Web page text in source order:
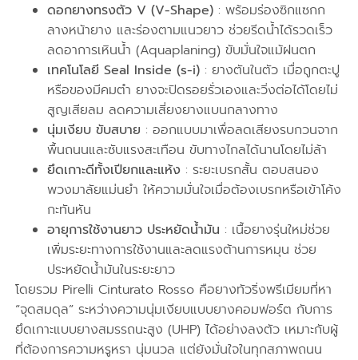
ดอกยางทรงตัว V (V-Shape) : พร้อมร่องซิกแซกก
ลางหน้ายาง และร่องตามแนวยาว ช่วยรีดน้ำได้รวดเร็ว
ลดอาการเหินน้ำ (Aquaplaning) ขับมั่นใจแม้ฝนตก
เทคโนโลยี Seal Inside (s-i) : ยางตันในตัว เมื่อถูกตะปู
หรือของมีคมตำ ยางจะปิดรอยรั่วเองและวิ่งต่อได้โดยไม่
สูญเสียลม ลดความเสี่ยงยางแบนกลางทาง
นุ่มเงียบ ขับสบาย : ออกแบบมาเพื่อลดเสียงรบกวนจาก
พื้นถนนและซับแรงสะเทือน ขับทางไกลได้นานโดยไม่ล้า
ยึดเกาะดีทั้งเปียกและแห้ง : ระยะเบรกสั้น ตอบสนอง
พวงมาลัยแม่นยำ ให้ความมั่นใจเมื่อต้องเบรกหรือเข้าโค้ง
กะทันหัน
อายุการใช้งานยาว ประหยัดน้ำมัน : เนื้อยางรุ่นใหม่ช่วย
เพิ่มระยะทางการใช้งานและลดแรงต้านการหมุน ช่วย
ประหยัดน้ำมันในระยะยาว
โดยรวม Pirelli Cinturato Rosso คือยางทัวริ่งพรีเมียมที่หา
“จุดสมดุล” ระหว่างความนุ่มเงียบแบบยางคอมฟอร์ต กับการ
ยึดเกาะแบบยางสมรรถนะสูง (UHP) ได้อย่างลงตัว เหมาะกับผู้
ที่ต้องการความหรูหรา นุ่มนวล แต่ยังมั่นใจในทุกสภาพถนน